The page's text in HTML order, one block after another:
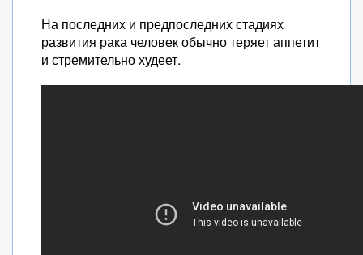
На последних и предпоследних стадиях
развития рака человек обычно теряет аппетит
и стремительно худеет.